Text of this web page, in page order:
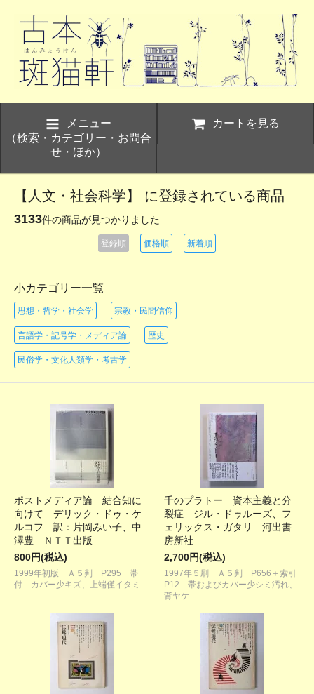
メニュー
（検索・カテゴリー・お問合
せ・ほか）
カートを見る
【人文・社会科学】 に登録されている商品
3133件の商品が見つかりました
登録順 価格順 新着順
小カテゴリー一覧
思想・哲学・社会学 宗教・民間信仰
言語学・記号学・メディア論 歴史
民俗学・文化人類学・考古学
ポストメディア論 結合知に
向けて デリック・ドゥ・ケ
ルコフ 訳：片岡みい子、中
澤豊 ＮＴＴ出版
800円(税込)
1999年初版 Ａ５判 P295 帯
付 カバー少キズ、上端僅イタミ
千のプラトー 資本主義と分
裂症 ジル・ドゥルーズ、フ
ェリックス・ガタリ 河出書
房新社
2,700円(税込)
1997年５刷 Ａ５判 P656＋索引
P12 帯およびカバー少シミ汚れ、
背ヤケ